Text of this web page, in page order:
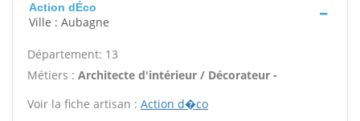
Action dÉco
Ville : Aubagne
Département: 13
Métiers : Architecte d'intérieur / Décorateur -
Voir la fiche artisan : Action d�co